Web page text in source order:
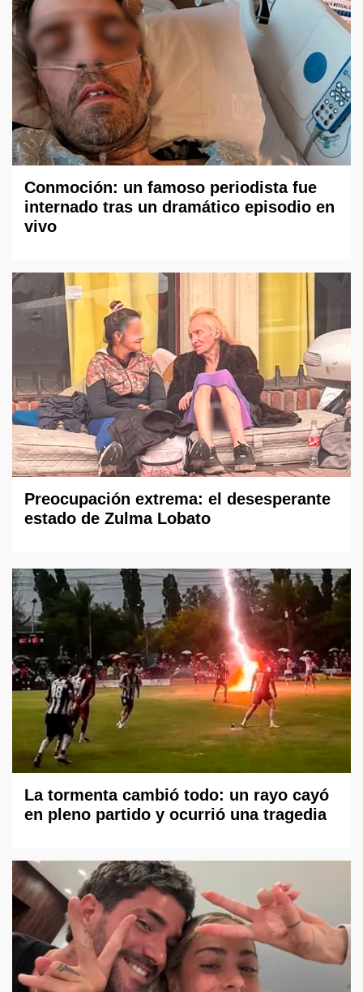
Conmoción: un famoso periodista fue
internado tras un dramático episodio en
vivo
Preocupación extrema: el desesperante
estado de Zulma Lobato
La tormenta cambió todo: un rayo cayó
en pleno partido y ocurrió una tragedia